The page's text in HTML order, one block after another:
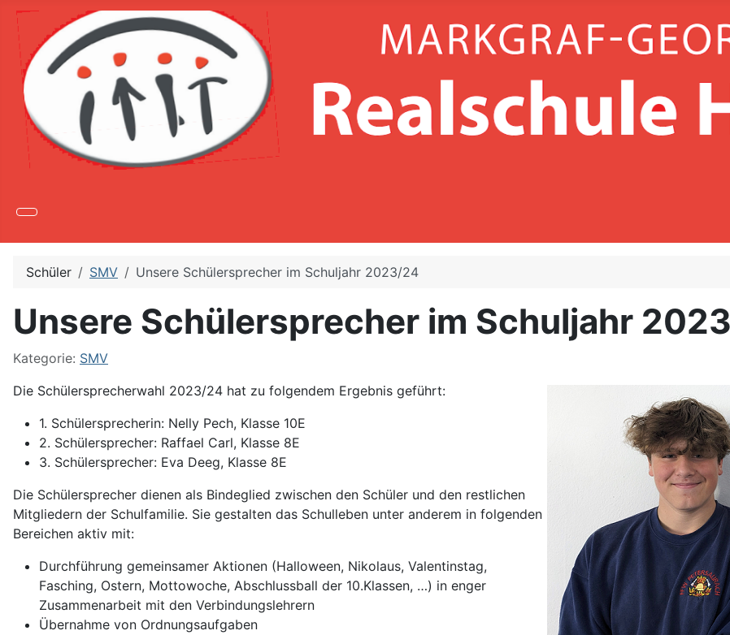
Schüler SMV Unsere Schülersprecher im Schuljahr 2023/24
Unsere Schülersprecher im Schuljahr
Kategorie: SMV
Die Schülersprecherwahl 2023/24 hat zu folgendem Ergebnis geführt:
1. Schülersprecherin: Nelly Pech, Klasse 10E
2. Schülersprecher: Raffael Carl, Klasse 8E
3. Schülersprecher: Eva Deeg, Klasse 8E
Die Schülersprecher dienen als Bindeglied zwischen den Schüler und den restlichen
Mitgliedern der Schulfamilie. Sie gestalten das Schulleben unter anderem in folgenden
Bereichen aktiv mit:
Durchführung gemeinsamer Aktionen (Halloween, Nikolaus, Valentinstag,
Fasching, Ostern, Mottowoche, Abschlussball der 10.Klassen, …) in enger
Zusammenarbeit mit den Verbindungslehrern
Übernahme von Ordnungsaufgaben